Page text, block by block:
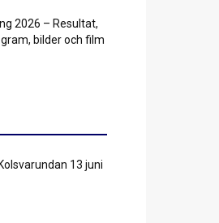
2026 – Resultat,
bilder och film
13 juni